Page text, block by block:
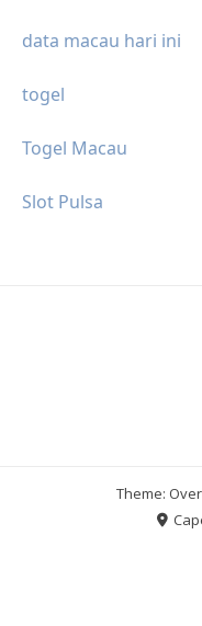
data macau hari ini
togel
Togel Macau
Slot Pulsa
Theme: